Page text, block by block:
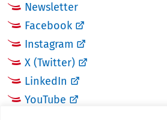
Newsletter
Facebook
Instagram
X (Twitter)
LinkedIn
YouTube